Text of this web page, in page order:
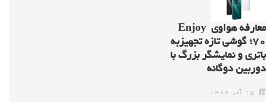
معارفه هواوی Enjoy
۷۰؛ گوشی تازه تجهیزبه
باتری و نمایشگر بزرگ با
دوربین دوگانه
۱۵ آذر ۱۴۰۲